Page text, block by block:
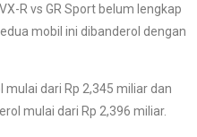
R vs GR Sport belum lengkap
mobil ini dibanderol dengan
mulai dari Rp 2,345 miliar dan
mulai dari Rp 2,396 miliar.